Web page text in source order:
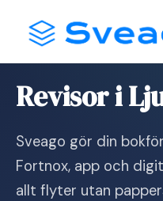
content
Revisor i
Sveago gör din
Fortnox, app och
allt flyter utan